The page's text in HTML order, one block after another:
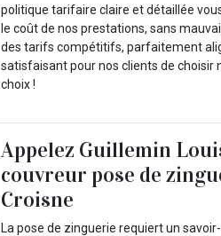
politique tarifaire claire et détaillée
le coût de nos prestations, sans
des tarifs compétitifs, parfaitement
satisfaisant pour nos clients de choisir
choix !
Appelez Guillemin
couvreur pose de
Croisne
La pose de zinguerie requiert un